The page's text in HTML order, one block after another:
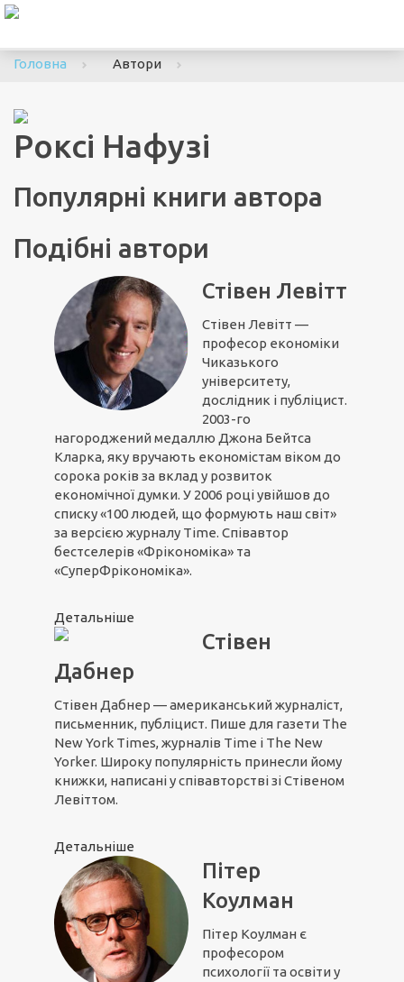
Головна
Автори
Роксі Нафузі
Популярні книги автора
Подібні автори
Стівен Левітт
Стівен Левітт —
професор економіки
Чиказького
університету,
дослідник і публіцист.
2003-го
нагороджений медаллю Джона Бейтса
Кларка, яку вручають економістам віком до
сорока років за вклад у розвиток
економічної думки. У 2006 році увійшов до
списку «100 людей, що формують наш світ»
за версією журналу Time. Співавтор
бестселерів «Фрікономіка» та
«СуперФрікономіка».
Детальніше
Стівен
Дабнер
Стівен Дабнер — американський журналіст,
письменник, публіцист. Пише для газети The
New York Times, журналів Time і The New
Yorker. Широку популярність принесли йому
книжки, написані у співавторстві зі Стівеном
Левіттом.
Детальніше
Пітер
Коулман
Пітер Коулман є
професором
психології та освіти у